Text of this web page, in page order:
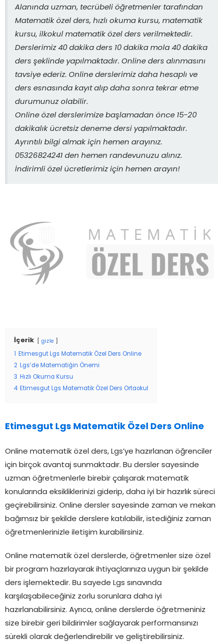
Alanında uzman, tecrübeli öğretmenler tarafından
Matematik özel ders, hızlı okuma kursu, matematik
kursu, ilkokul matematik özel ders verilmektedir.
Derslerimiz 40 dakika ders 10 dakika mola 40 dakika
ders şeklinde yapılmaktadır. Online ders alınmasını
tavsiye ederiz. Online derslerimiz daha hesaplı ve
ders esnasında kayıt alıp daha sonra tekrar etme
durumunuz olabilir.
Online özel derslerimize başlamadan önce 15-20
dakikalık ücretsiz deneme dersi yapılmaktadır.
Ayrıntılı bilgi almak için hemen arayınız.
05326824241 den hemen randevunuzu alınız.
İndirimli özel ücretlerimiz için hemen arayın!
İçerik gizle
1 Etimesgut Lgs Matematik Özel Ders Online
2 Lgs’de Matematiğin Önemi
3 Hızlı Okuma Kursu
4 Etimesgut Lgs Matematik Özel Ders Ortaokul
Etimesgut Lgs Matematik Özel Ders Online
Online matematik özel ders, Lgs’ye hazırlanan öğrenciler
için birçok avantaj sunmaktadır. Bu dersler sayesinde
uzman öğretmenlerle birebir çalışarak matematik
konularında eksikliklerinizi giderip, daha iyi bir hazırlık süreci
geçirebilirsiniz. Online dersler sayesinde zaman ve mekan
bağımsız bir şekilde derslere katılabilir, istediğiniz zaman
öğretmenlerinizle iletişim kurabilirsiniz.
Online matematik özel derslerde, öğretmenler size özel
bir program hazırlayarak ihtiyaçlarınıza uygun bir şekilde
ders işlemektedir. Bu sayede Lgs sınavında
karşılaşabileceğiniz zorlu sorunlara daha iyi
hazırlanabilirsiniz. Ayrıca, online derslerde öğretmeniniz
size birebir geri bildirimler sağlayarak performansınızı
sürekli olarak değerlendirebilir ve geliştirebilirsiniz.